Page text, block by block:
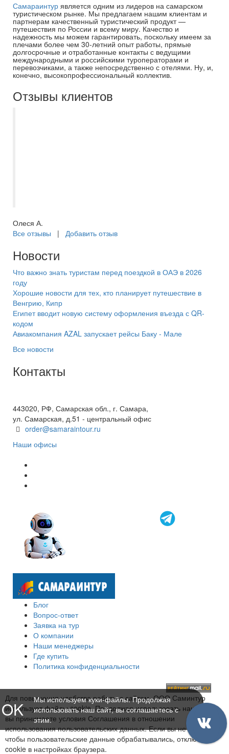
Самараинтур является одним из лидеров на самарском
туристическом рынке. Мы предлагаем нашим клиентам и
партнерам качественный туристический продукт —
путешествия по России и всему миру. Качество и
надежность мы можем гарантировать, поскольку имеем за
плечами более чем 30-летний опыт работы, прямые
долгосрочные и отработанные контакты с ведущими
международными и российскими туроператорами и
перевозчиками, а также непосредственно с отелями. Ну, и,
конечно, высокопрофессиональный коллектив.
Отзывы клиентов
Олеся А.
Все отзывы | Добавить отзыв
Новости
Что важно знать туристам перед поездкой в ОАЭ в 2026
году
Хорошие новости для тех, кто планирует путешествие в
Венгрию, Кипр
Египет вводит новую систему оформления въезда с QR-
кодом
Авиакомпания AZAL запускает рейсы Баку - Мале
Все новости
Контакты
443020, РФ, Самарская обл., г. Самара,
ул. Самарская, д.51 - центральный офис
order@samaraintour.ru
Наши офисы
Блог
Вопрос-ответ
Заявка на тур
О компании
Наши менеджеры
Где купить
Политика конфиденциальности
Для повышения удобства работы с сайтом, ООО Саминтур
использует файлы cookie. Продолжая использовать наш сайт,
вы принимаете условия Соглашения в отношении
использования пользовательских данных. Если вы не хотите,
чтобы пользовательские данные обрабатывались, отключите
cookie в настройках браузера.
OK
Мы используем куки-файлы. Продолжая
использовать наш сайт, вы соглашаетесь с
этим.